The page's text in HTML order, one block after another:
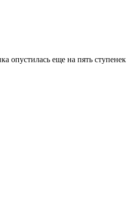
опустилась еще на пять ступенек